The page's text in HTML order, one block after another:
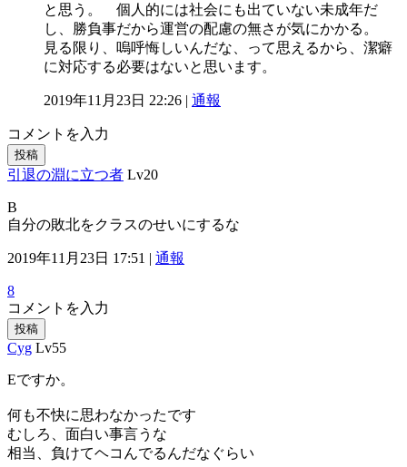
と思う。 個人的には社会にも出ていない未成年だ
し、勝負事だから運営の配慮の無さが気にかかる。
見る限り、嗚呼悔しいんだな、って思えるから、潔癖
に対応する必要はないと思います。
2019年11月23日 22:26 | 通報
コメントを入力
投稿
引退の淵に立つ者 Lv20
B
自分の敗北をクラスのせいにするな
2019年11月23日 17:51 | 通報
8
コメントを入力
投稿
Cyg Lv55
Eですか。
何も不快に思わなかったです
むしろ、面白い事言うな
相当、負けてヘコんでるんだなぐらい